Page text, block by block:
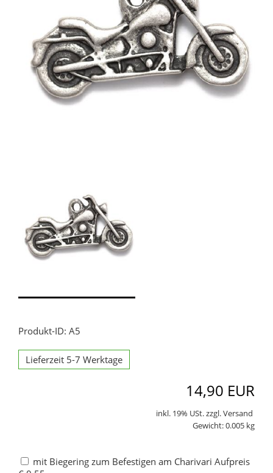
Produkt-ID: A5
Lieferzeit 5-7 Werktage
14,90 EUR
inkl. 19% USt. zzgl. Versand
Gewicht: 0.005 kg
mit Biegering zum Befestigen am Charivari Aufpreis